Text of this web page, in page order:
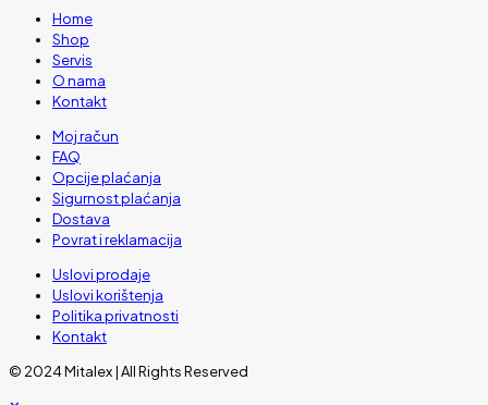
Home
Shop
Servis
O nama
Kontakt
Moj račun
FAQ
Opcije plaćanja
Sigurnost plaćanja
Dostava
Povrat i reklamacija
Uslovi prodaje
Uslovi korištenja
Politika privatnosti
Kontakt
© 2024 Mitalex | All Rights Reserved